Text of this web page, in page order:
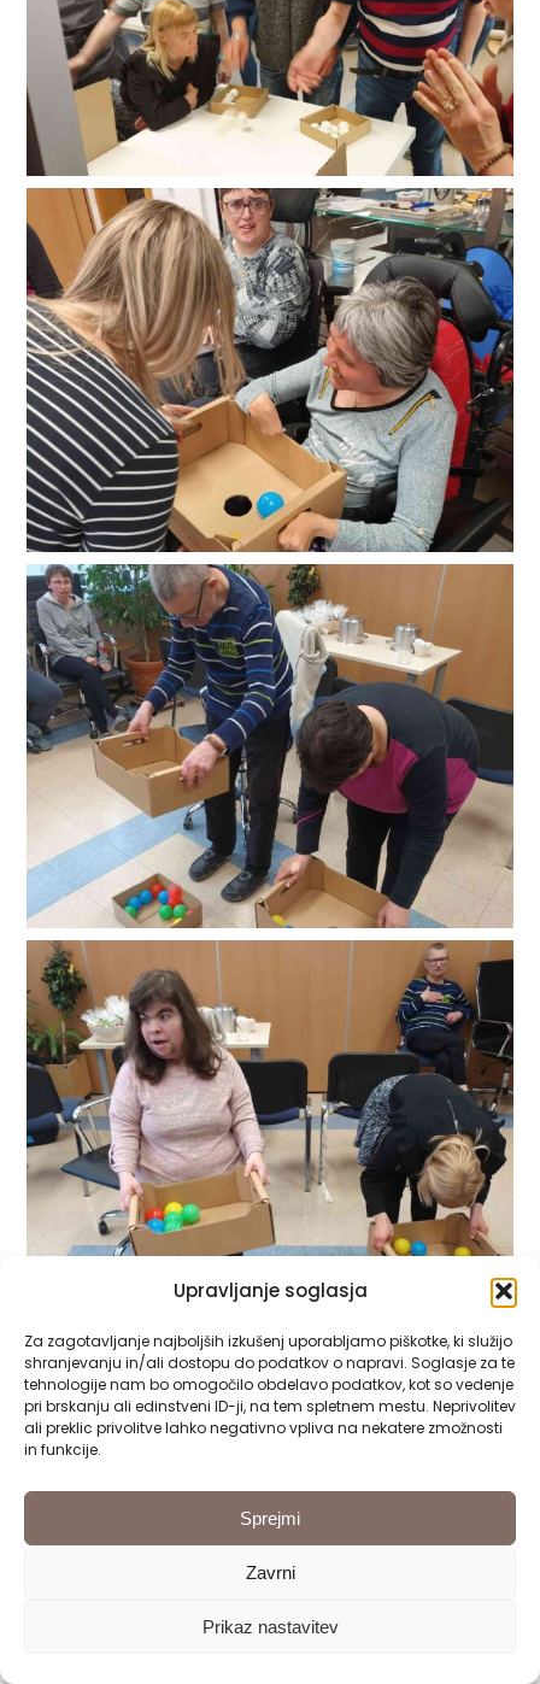
Upravljanje soglasja
Za zagotavljanje najboljših izkušenj uporabljamo piškotke, ki služijo
shranjevanju in/ali dostopu do podatkov o napravi. Soglasje za te
tehnologije nam bo omogočilo obdelavo podatkov, kot so vedenje
pri brskanju ali edinstveni ID-ji, na tem spletnem mestu. Neprivolitev
ali preklic privolitve lahko negativno vpliva na nekatere zmožnosti
in funkcije.
Sprejmi
Zavrni
Prikaz nastavitev